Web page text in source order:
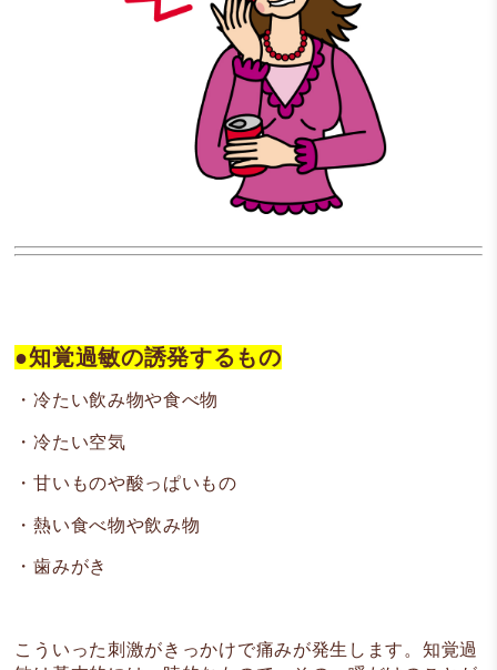
●知覚過敏の誘発するもの
・冷たい飲み物や食べ物
・冷たい空気
・甘いものや酸っぱいもの
・熱い食べ物や飲み物
・歯みがき
こういった刺激がきっかけで痛みが発生します。知覚過